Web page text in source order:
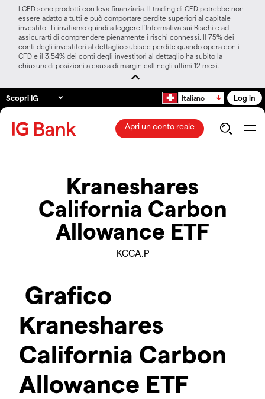
I CFD sono prodotti con leva finanziaria. Il trading di CFD potrebbe non
essere adatto a tutti e può comportare perdite superiori al capitale
investito. Ti invitiamo quindi a leggere l’Informativa sui Rischi e ad
assicurarti di comprendere pienamente i rischi connessi. Il 75% dei
conti degli investitori al dettaglio subisce perdite quando opera con i
CFD e il 3.54% dei conti degli investitori al dettaglio ha subito la
chiusura di posizioni a causa di margin call negli ultimi 12 mesi.
Scopri IG Italiano Log in
Apri un conto reale
Kraneshares
California Carbon
Allowance ETF
KCCA.P
Grafico
Kraneshares
California Carbon
Allowance ETF